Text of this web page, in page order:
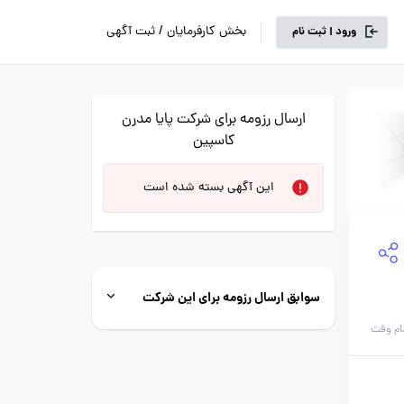
ورود | ثبت نام بخش کارفرمایان / ثبت آگهی
وقت
ارسال رزومه برای شرکت پایا مدرن
کاسپین
این آگهی بسته شده است
سوابق ارسال رزومه برای این شرکت